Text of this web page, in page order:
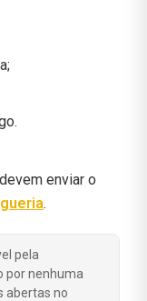
enviar o
.
pela
por nenhuma
abertas no